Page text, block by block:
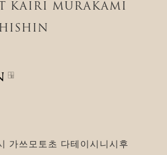
KAIRI MURAKAMI
가쓰모토초 다테이시니시후